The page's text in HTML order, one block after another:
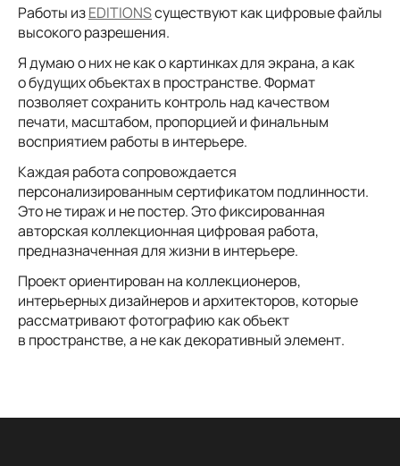
Работы изEDITIONSсуществуют как цифровые файлы
высокого разрешения.
Я думаю о них не как о картинках для экрана, а как
о будущих объектах в пространстве. Формат
позволяет сохранить контроль над качеством
печати, масштабом, пропорцией и финальным
восприятием работы в интерьере.
Каждая работа сопровождается
персонализированным сертификатом подлинности.
Это не тираж и не постер. Это фиксированная
авторская коллекционная цифровая работа,
предназначенная для жизни в интерьере.
Проект ориентирован на коллекционеров,
интерьерных дизайнеров и архитекторов, которые
рассматривают фотографию как объект
в пространстве, а не как декоративный элемент.